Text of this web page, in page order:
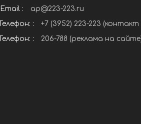
Email :
ap@223-223.ru
Телефон: :
+7 (3952) 223-223
Телефон: :
206-788 (реклама на